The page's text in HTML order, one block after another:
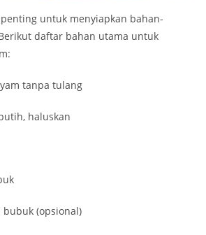
untuk menyiapkan bahan-
daftar bahan utama untuk
tanpa tulang
haluskan
bubuk (opsional)